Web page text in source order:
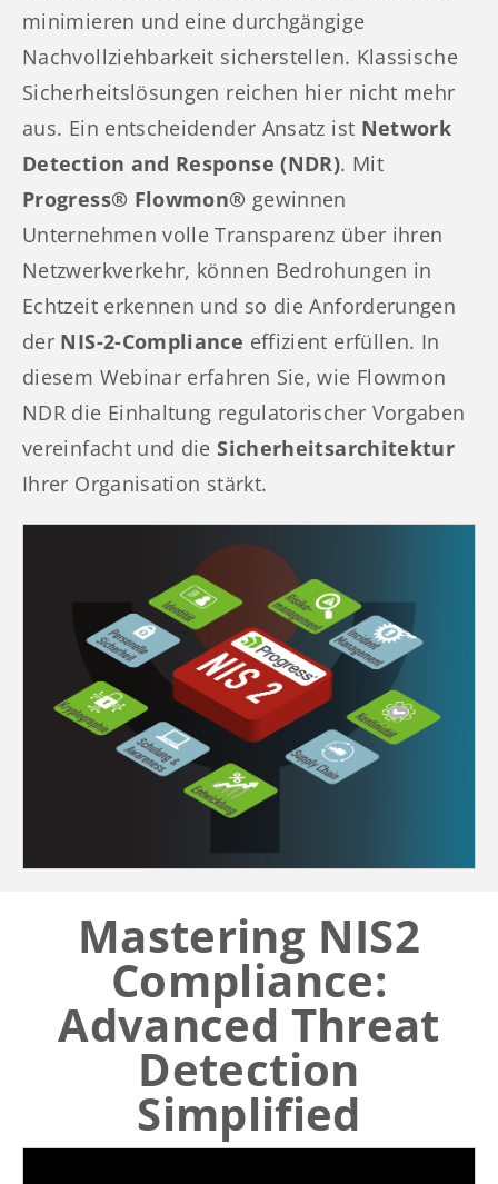
minimieren und eine durchgängige
Nachvollziehbarkeit sicherstellen. Klassische
Sicherheitslösungen reichen hier nicht mehr
aus. Ein entscheidender Ansatz ist Network
Detection and Response (NDR). Mit
Progress® Flowmon® gewinnen
Unternehmen volle Transparenz über ihren
Netzwerkverkehr, können Bedrohungen in
Echtzeit erkennen und so die Anforderungen
der NIS-2-Compliance effizient erfüllen. In
diesem Webinar erfahren Sie, wie Flowmon
NDR die Einhaltung regulatorischer Vorgaben
vereinfacht und dieSicherheitsarchitektur
Ihrer Organisation stärkt.
Mastering NIS2
Compliance:
Advanced Threat
Detection
Simplified